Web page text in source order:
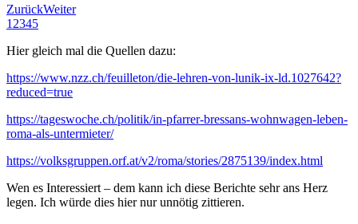
ZurückWeiter
1 2345
Hier gleich mal die Quellen dazu:
https://www.nzz.ch/feuilleton/die-lehren-von-lunik-ix-ld.1027642?
reduced=true
https://tageswoche.ch/politik/in-pfarrer-bressans-wohnwagen-leben-
roma-als-untermieter/
https://volksgruppen.orf.at/v2/roma/stories/2875139/index.html
Wen es Interessiert – dem kann ich diese Berichte sehr ans Herz
legen. Ich würde dies hier nur unnötig zittieren.